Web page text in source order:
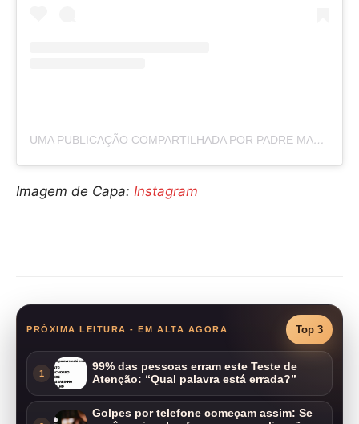
UMA PUBLICAÇÃO COMPARTILHADA POR PADRE MARCELO ROSSI (@PADREMARCELOROSSI)
Imagem de Capa: Instagram
PRÓXIMA LEITURA - EM ALTA AGORA Top 3
1
99% das pessoas erram este Teste de
Atenção: “Qual palavra está errada?”
Golpes por telefone começam assim: Se